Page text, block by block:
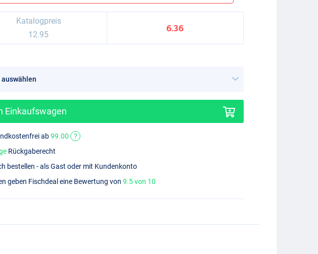
Katalogpreis
12.95
6.36
Einkaufswagen
ab99.00
?
Rückgaberecht
bestellen - als Gast oder mit Kundenkonto
geben Fischdeal eine Bewertung von9.5 von 10